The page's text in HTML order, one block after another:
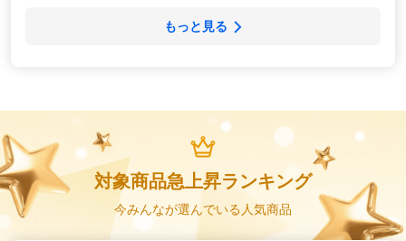
もっと見る
対象商品急上昇ランキング
今みんなが選んでいる人気商品